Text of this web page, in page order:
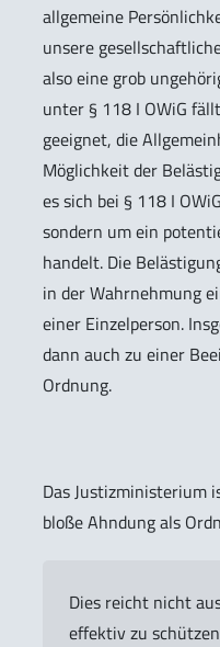
allgemeine
unsere
also eine grob
unter § 118 I OWiG
geeignet, die
Möglichkeit der
es sich bei § 118 I
sondern um ein
handelt. Die
in der Wahrnehmung
einer Einzelperson.
dann auch zu einer
Ordnung.
Das Justizministerium
bloße Ahndung als
Dies reicht nicht
effektiv zu